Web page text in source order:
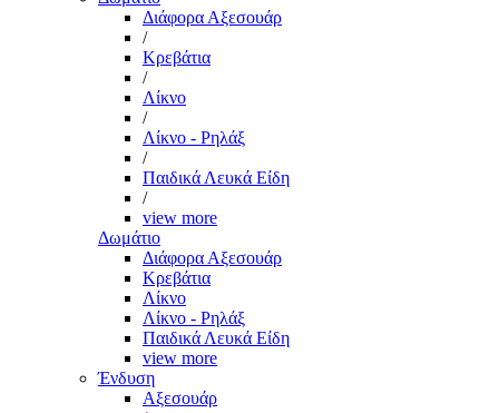
Διάφορα Αξεσουάρ
/
Κρεβάτια
/
Λίκνο
/
Λίκνο - Ρηλάξ
/
Παιδικά Λευκά Είδη
/
view more
Δωμάτιο
Διάφορα Αξεσουάρ
Κρεβάτια
Λίκνο
Λίκνο - Ρηλάξ
Παιδικά Λευκά Είδη
view more
Ένδυση
Αξεσουάρ